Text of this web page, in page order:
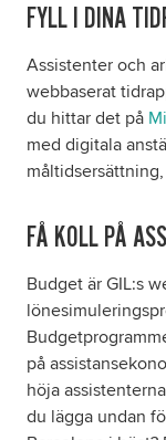
FYLL I DINA
Assistenter och
webbaserat
du hittar det på
med digitala
FÅ KOLL PÅ
Budget är GIL:s
på
höja
du lägga undan